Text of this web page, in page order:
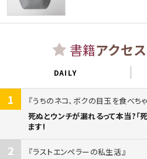
書籍アクセ
DAILY
1
うちのネコ、ボクの目玉を食べち
死ぬとウンチが漏れるって本当?「
ます!
2
ラストエンペラーの私生活